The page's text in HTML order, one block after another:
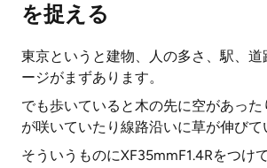
を捉える
東京というと建物、人の多さ、駅、道
ージがまずあります。
でも歩いていると木の先に空があっ
が咲いていたり線路沿いに草が伸びて
そういうものにXF35mmF1.4Rをつけ